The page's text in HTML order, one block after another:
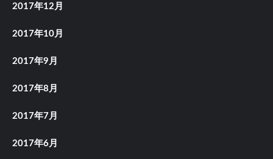
2017年12月
2017年10月
2017年9月
2017年8月
2017年7月
2017年6月